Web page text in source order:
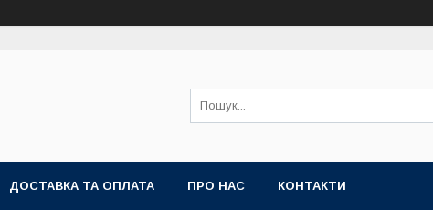
ДОСТАВКА ТА ОПЛАТА ПРО НАС КОНТАКТИ